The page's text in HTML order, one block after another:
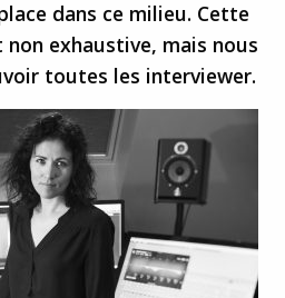
dans ce milieu. Cette
exhaustive, mais nous
toutes les interviewer.